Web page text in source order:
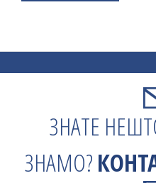
ЗНАТЕ
ЗНАМО?